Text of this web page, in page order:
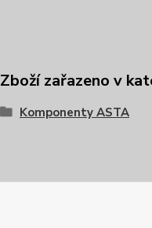
Zboží zařazeno v
Komponenty ASTA